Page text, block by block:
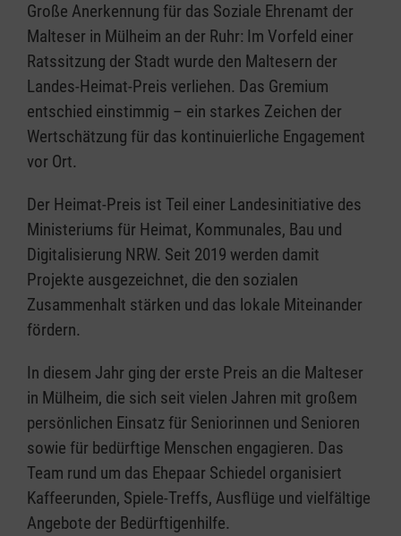
Große Anerkennung für das Soziale Ehrenamt der
Malteser in Mülheim an der Ruhr: Im Vorfeld einer
Ratssitzung der Stadt wurde den Maltesern der
Landes-Heimat-Preis verliehen. Das Gremium
entschied einstimmig – ein starkes Zeichen der
Wertschätzung für das kontinuierliche Engagement
vor Ort.
Der Heimat-Preis ist Teil einer Landesinitiative des
Ministeriums für Heimat, Kommunales, Bau und
Digitalisierung NRW. Seit 2019 werden damit
Projekte ausgezeichnet, die den sozialen
Zusammenhalt stärken und das lokale Miteinander
fördern.
In diesem Jahr ging der erste Preis an die Malteser
in Mülheim, die sich seit vielen Jahren mit großem
persönlichen Einsatz für Seniorinnen und Senioren
sowie für bedürftige Menschen engagieren. Das
Team rund um das Ehepaar Schiedel organisiert
Kaffeerunden, Spiele-Treffs, Ausflüge und vielfältige
Angebote der Bedürftigenhilfe.